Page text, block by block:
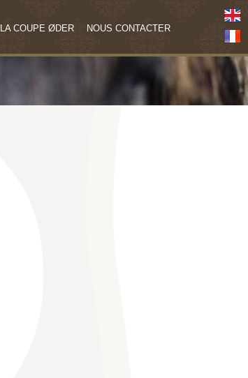
LA COUPE ØDER NOUS CONTACTER